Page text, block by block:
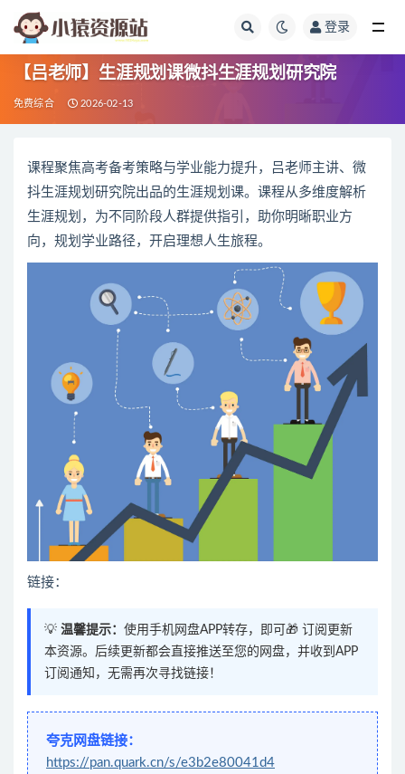
登录
【吕老师】生涯规划课微抖生涯规划研究院
免费综合 2026-02-13
课程聚焦高考备考策略与学业能力提升，吕老师主讲、微
抖生涯规划研究院出品的生涯规划课。课程从多维度解析
生涯规划，为不同阶段人群提供指引，助你明晰职业方
向，规划学业路径，开启理想人生旅程。
链接：
💡 温馨提示： 使用手机网盘APP转存，即可🎁 订阅更新
本资源。后续更新都会直接推送至您的网盘，并收到APP
订阅通知，无需再次寻找链接！
夸克网盘链接：
https://pan.quark.cn/s/e3b2e80041d4